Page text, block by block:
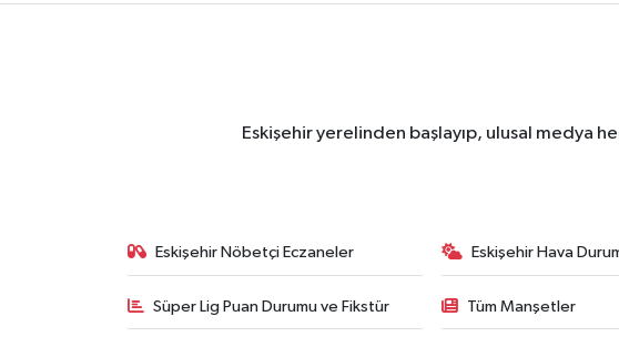
Eskişehir yerelinden başlayıp, ulusal medya
Eskişehir Nöbetçi Eczaneler Eskişehir Hava
Süper Lig Puan Durumu ve Fikstür Tüm Manşetler